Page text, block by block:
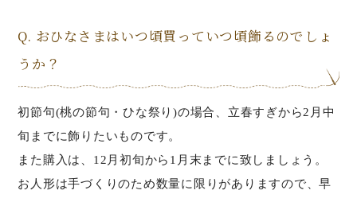
Q. おひなさまはいつ頃買っていつ頃飾るのでしょ
うか？
初節句(桃の節句・ひな祭り)の場合、立春すぎから2月中
旬までに飾りたいものです。
また購入は、12月初旬から1月末までに致しましょう。
お人形は手づくりのため数量に限りがありますので、早